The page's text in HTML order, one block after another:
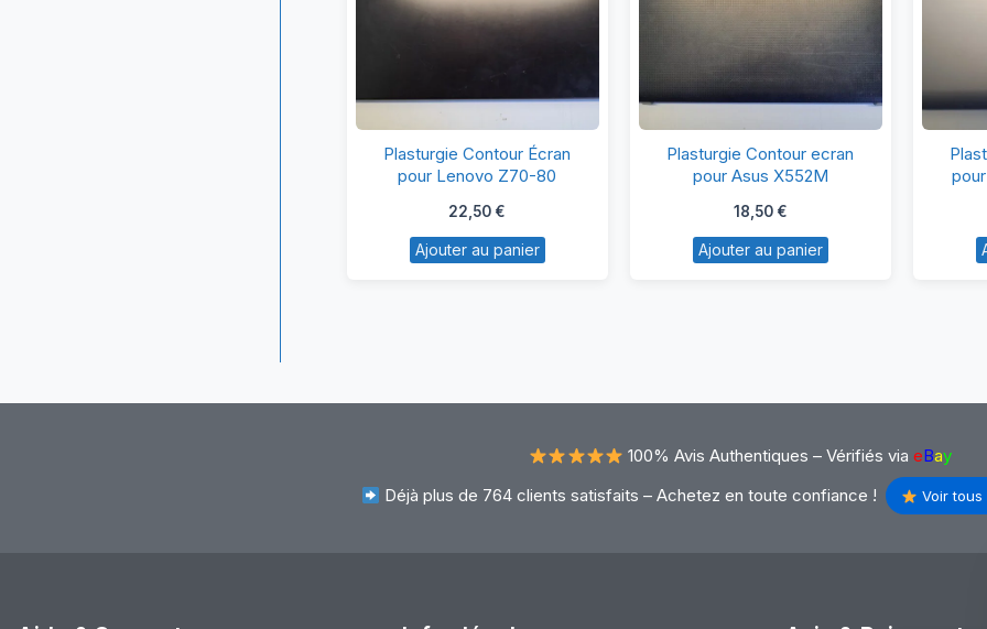
Plasturgie
Contour
Écran
Lenovo
Plasturgie Contour Écran
pour Lenovo Z70-80
22,50 €
Ajouter au panier
Contour
ecran
Asus
Plasturgie Contour ecran
pour Asus X552M
18,50 €
Ajouter au panier
100% Avis Authentiques – Vérifiés via eBay
Déjà plus de 764 clients satisfaits – Achetez en toute confiance !
Voir tous